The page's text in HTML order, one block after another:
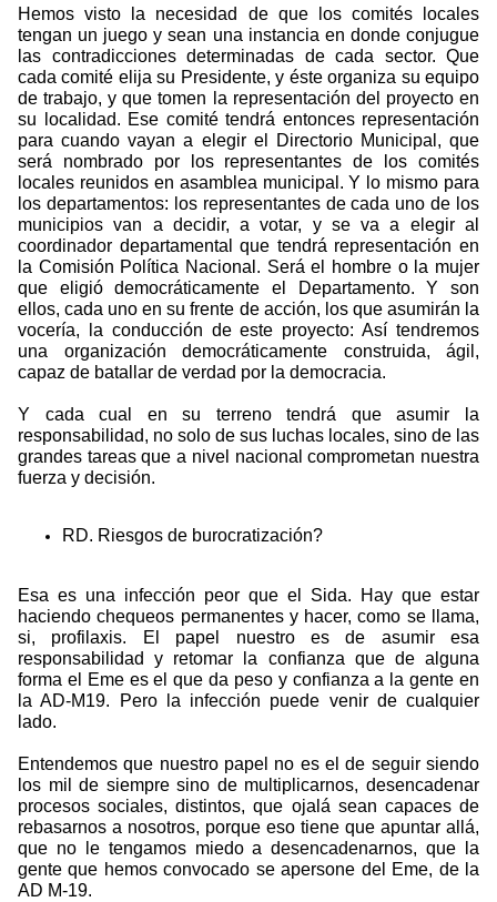
Hemos visto la necesidad de que los comités locales
tengan un juego y sean una instancia en donde conjugue
las contradicciones determinadas de cada sector. Que
cada comité elija su Presidente, y éste organiza su equipo
de trabajo, y que tomen la representación del proyecto en
su localidad. Ese comité tendrá entonces representación
para cuando vayan a elegir el Directorio Municipal, que
será nombrado por los representantes de los comités
locales reunidos en asamblea municipal. Y lo mismo para
los departamentos: los representantes de cada uno de los
municipios van a decidir, a votar, y se va a elegir al
coordinador departamental que tendrá representación en
la Comisión Política Nacional. Será el hombre o la mujer
que eligió democráticamente el Departamento. Y son
ellos, cada uno en su frente de acción, los que asumirán la
vocería, la conducción de este proyecto: Así tendremos
una organización democráticamente construida, ágil,
capaz de batallar de verdad por la democracia.
Y cada cual en su terreno tendrá que asumir la
responsabilidad, no solo de sus luchas locales, sino de las
grandes tareas que a nivel nacional comprometan nuestra
fuerza y decisión.
RD. Riesgos de burocratización?
Esa es una infección peor que el Sida. Hay que estar
haciendo chequeos permanentes y hacer, como se llama,
si, profilaxis. El papel nuestro es de asumir esa
responsabilidad y retomar la confianza que de alguna
forma el Eme es el que da peso y confianza a la gente en
la AD-M19. Pero la infección puede venir de cualquier
lado.
Entendemos que nuestro papel no es el de seguir siendo
los mil de siempre sino de multiplicarnos, desencadenar
procesos sociales, distintos, que ojalá sean capaces de
rebasarnos a nosotros, porque eso tiene que apuntar allá,
que no le tengamos miedo a desencadenarnos, que la
gente que hemos convocado se apersone del Eme, de la
AD M-19.